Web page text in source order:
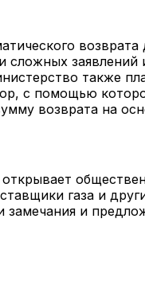
возврата
сложных заявлений
также
с помощью
возврата на
газа и
замечания и